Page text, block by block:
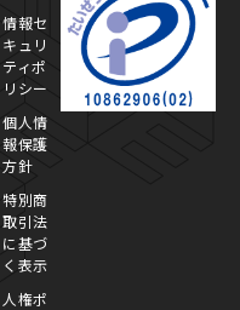
情報セ
キュリ
ティポ
リシー
個人情
報保護
方針
特別商
取引法
に基づ
く表示
人権ポ